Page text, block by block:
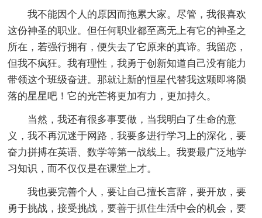
我不能因个人的原因而拖累大家。尽管，我很喜欢
这份神圣的职业。但任何职业都至高无上有它的神圣之
所在，若强行拥有，便失去了它原来的真谛。我留恋，
但我不疯狂。我有理性，我勇于创新知道自己没有能力
带领这个班级奋进。那就让新的恒星代替我这颗即将陨
落的星星吧！它的光芒将更加有力，更加持久。
当然，我还有很多事要做，当我明白了生命的意
义，我不再沉迷于网路，我要多进行学习上的深化，要
奋力拼搏在英语、数学等第一战线上。我要最广泛地学
习知识，而不仅仅是在课堂上才。
我也要完善个人，要让自己擅长言辞，要开放，要
勇于挑战，接受挑战，要善于抓住生活中会的机会，要